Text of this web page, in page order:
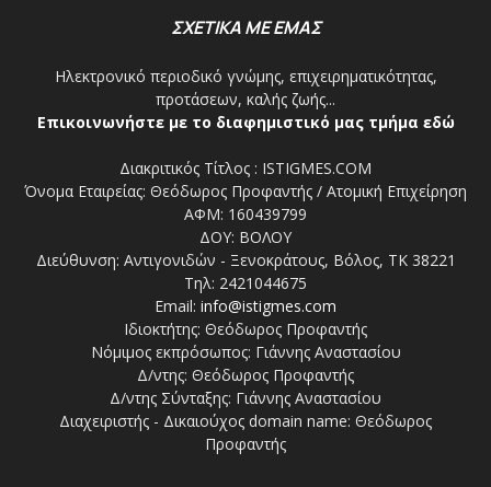
ΣΧΕΤΙΚΑ ΜΕ ΕΜΑΣ
Ηλεκτρονικό περιοδικό γνώμης, επιχειρηματικότητας,
προτάσεων, καλής ζωής...
Επικοινωνήστε με το διαφημιστικό μας τμήμα εδώ
Διακριτικός Τίτλος : ISTIGMES.COM
Όνομα Εταιρείας: Θεόδωρος Προφαντής / Ατομική Επιχείρηση
ΑΦΜ: 160439799
ΔΟΥ: ΒΟΛΟΥ
Διεύθυνση: Αντιγονιδών - Ξενοκράτους, Βόλος, ΤΚ 38221
Τηλ: 2421044675
Email: info@istigmes.com
Ιδιοκτήτης: Θεόδωρος Προφαντής
Νόμιμος εκπρόσωπος: Γιάννης Αναστασίου
Δ/ντης: Θεόδωρος Προφαντής
Δ/ντης Σύνταξης: Γιάννης Αναστασίου
Διαχειριστής - Δικαιούχος domain name: Θεόδωρος
Προφαντής